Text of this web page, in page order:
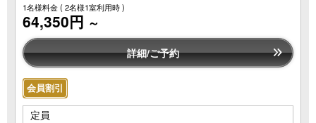
1名様料金( 2名様1室利用時 )
64,350円 ～
詳細/ご予約
会員割引
定員